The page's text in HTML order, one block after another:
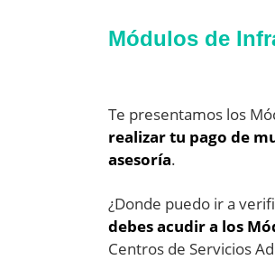
Módulos de
Te presentamos los
realizar tu pago de
asesoría.
¿Donde puedo ir a
debes acudir a los
Centros de Servicios